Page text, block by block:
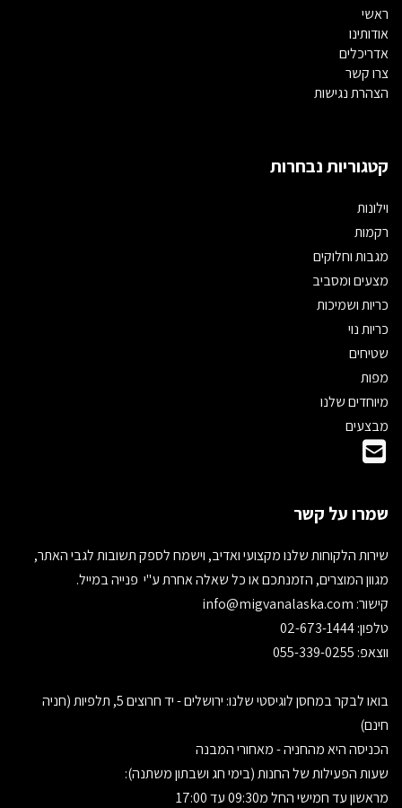
ראשי
אודותינו
אדריכלים
צרו קשר
הצהרת נגישות
קטגוריות נבחרות
וילונות
רקמות
מגבות וחלוקים
מצעים ומסביב
כריות ושמיכות
כריות נוי
שטיחים
מפות
מיוחדים שלנו
מבצעים
שמרו על קשר
שירות הלקוחות שלנו מקצועי ואדיב, וישמח לספק תשובות לגבי האתר,
מגוון המוצרים, הזמנתכם או כל שאלה אחרת ע"י פנייה במייל.
קישור:
טלפון: 02-673-1444
ווצאפ: 055-339-0255
בואו לבקר במחסן לוגיסטי שלנו: ירושלים - יד חרוצים 5, תלפיות (חניה
חינם)
הכניסה היא מהחניה - מאחורי המבנה
שעות הפעילות של החנות (בימי חג ושבתון משתנה):
מראשון עד חמישי החל מ09:30 עד 17:00